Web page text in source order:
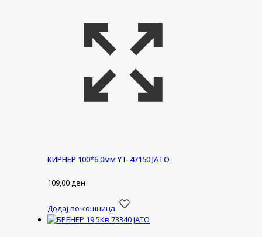
КИРНЕР 100*6.0мм YT-47150 ЈАТО
109,00ден
Додај во кошница